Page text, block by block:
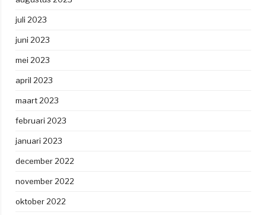
juli 2023
juni 2023
mei 2023
april 2023
maart 2023
februari 2023
januari 2023
december 2022
november 2022
oktober 2022